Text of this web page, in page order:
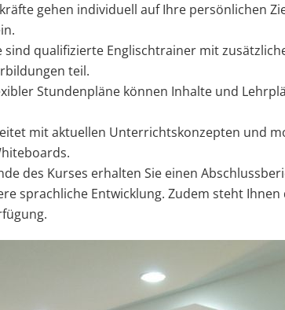
gehen individuell auf Ihre persönlichen
sind qualifizierte Englischtrainer mit
teil.
Stundenpläne können Inhalte und
mit aktuellen Unterrichtskonzepten und
des Kurses erhalten Sie einen
sprachliche Entwicklung. Zudem steht Ihnen